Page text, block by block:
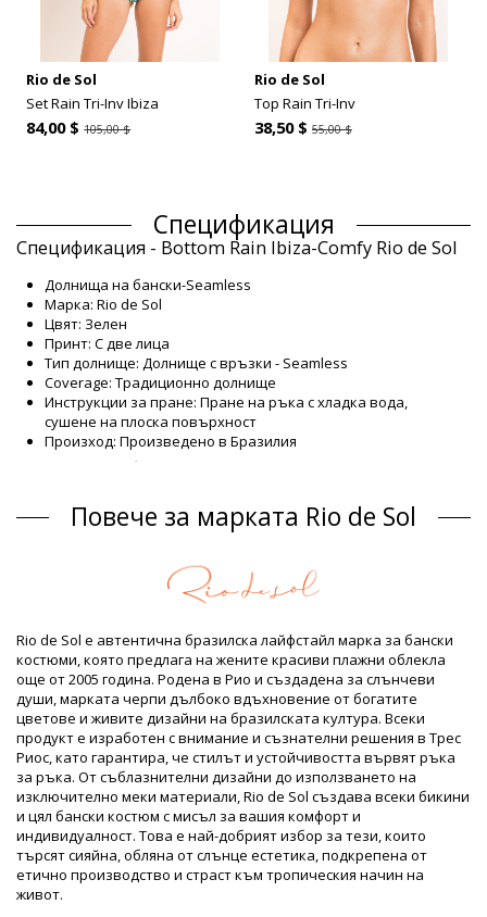
Rio de Sol
Set Rain Tri-Inv Ibiza
84,00 $105,00 $
Rio de Sol
Top Rain Tri-Inv
38,50 $ 55,00 $
Спецификация
Спецификация - Bottom Rain Ibiza-Comfy Rio de Sol
Долнища на бански-Seamless
Марка: Rio de Sol
Цвят: Зелен
Принт: С две лица
Тип долнище: Долнище с връзки - Seamless
Coverage: Традиционно долнище
Инструкции за пране: Пране на ръка с хладка вода,
сушене на плоска повърхност
Произход: Произведено в Бразилия
Долнища на бански Зелен Rio de Sol
Състав: 84% Biodegradable Nylon (AMNI SOUL ECO), 16%
Подплата: 84% Biodegradable Nylon (AMNI SOUL ECO), 16%
Spandex (LYCRA) - OEKO-TEX - Chlorine Resistant
Продуктова информация
Отдел: ЖЕНИ, Долнища на бански
Пакетът включва: 1 x Долнища на бански (Други аксесоари
не са включени)
HS CODE: 6112.41.0010
SKU: 1981121456
EAN: XS (7899810307965), S (7899810307972), M (7899810307989),
L (7899810307996), XL (7899810308009)
Тегло: 45g / 0.1lb / 1.59oz
Щампата не е точна и може да варира според формата
Ретуширани снимки
Инструкции за пране и грижа
Инструкции за грижа за: Rio de Sol Bottom Rain
Повече за марката Rio de Sol
Rio de Sol е автентична бразилска лайфстайл марка за бански
костюми, която предлага на жените красиви плажни облекла
още от 2005 година. Родена в Рио и създадена за слънчеви
души, марката черпи дълбоко вдъхновение от богатите
цветове и живите дизайни на бразилската култура. Всеки
продукт е изработен с внимание и съзнателни решения в Трес
Риос, като гарантира, че стилът и устойчивостта вървят ръка
за ръка. От съблазнителни дизайни до използването на
изключително меки материали, Rio de Sol създава всеки бикини
и цял бански костюм с мисъл за вашия комфорт и
индивидуалност. Това е най-добрият избор за тези, които
търсят сияйна, обляна от слънце естетика, подкрепена от
етично производство и страст към тропическия начин на
живот.